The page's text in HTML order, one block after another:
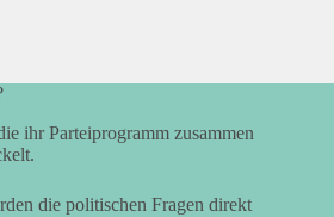
ihr Parteiprogramm zusammen
die politischen Fragen direkt